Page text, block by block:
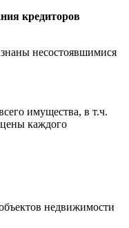
кредиторов
несостоявшимися
имущества, в т.ч.
цены каждого
недвижимости